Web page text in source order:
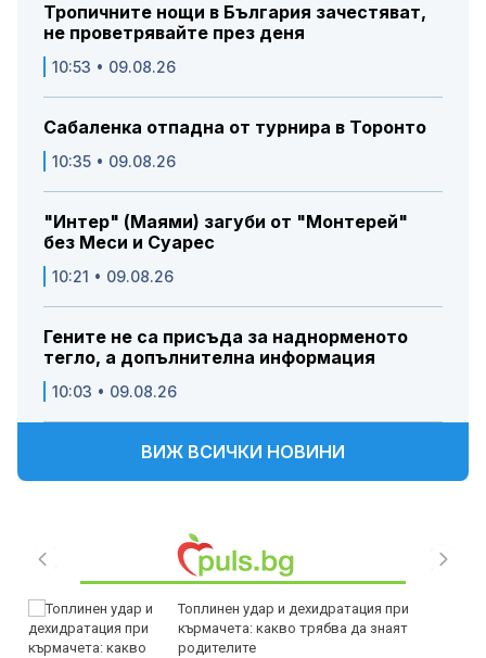
Тропичните нощи в България зачестяват,
не проветрявайте през деня
10:53 • 09.08.26
Сабаленка отпадна от турнира в Торонто
10:35 • 09.08.26
"Интер" (Маями) загуби от "Монтерей"
без Меси и Суарес
10:21 • 09.08.26
Гените не са присъда за наднорменото
тегло, а допълнителна информация
10:03 • 09.08.26
ВИЖ ВСИЧКИ НОВИНИ
Топлинен удар и дехидратация при
кърмачета: какво трябва да знаят
родителите